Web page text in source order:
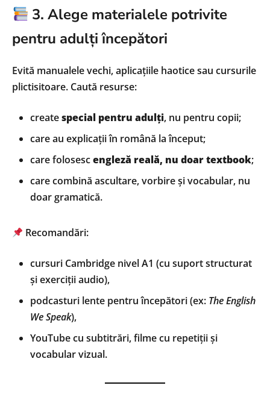
3. Alege materialele potrivite
pentru adulți începători
Evită manualele vechi, aplicațiile haotice sau cursurile
plictisitoare. Caută resurse:
createspecial pentru adulți, nu pentru copii;
care au explicații în română la început;
care folosescengleză reală, nu doar textbook;
care combină ascultare, vorbire și vocabular, nu
doar gramatică.
Recomandări:
cursuri Cambridge nivel A1 (cu suport structurat
și exerciții audio),
podcasturi lente pentru începători (ex: The English
We Speak),
YouTube cu subtitrări, filme cu repetiții și
vocabular vizual.